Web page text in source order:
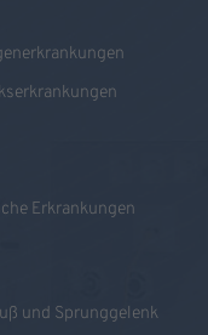
Erkrankungen
und Sprunggelenk